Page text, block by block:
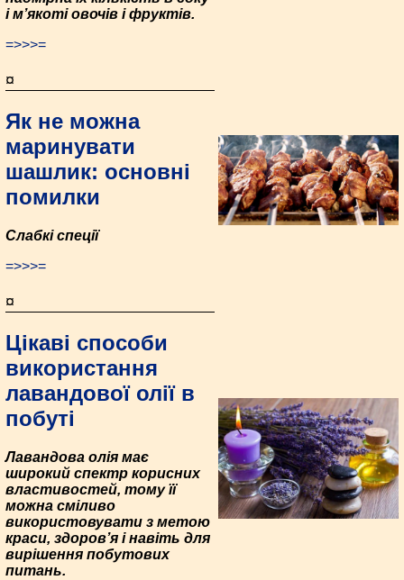
і м’якоті овочів і фруктів.
=>>>=
¤
Як не можна
маринувати
шашлик: основні
помилки
Слабкі спеції
=>>>=
¤
Цікаві способи
використання
лавандової олії в
побуті
Лавандова олія має
широкий спектр корисних
властивостей, тому її
можна сміливо
використовувати з метою
краси, здоров’я і навіть для
вирішення побутових
питань.